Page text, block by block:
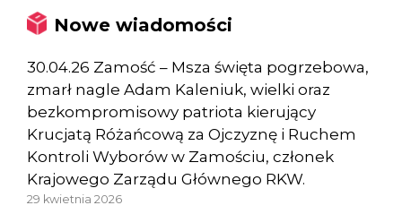
Nowe wiadomości
30.04.26 Zamość – Msza święta pogrzebowa,
zmarł nagle Adam Kaleniuk, wielki oraz
bezkompromisowy patriota kierujący
Krucjatą Różańcową za Ojczyznę i Ruchem
Kontroli Wyborów w Zamościu, członek
Krajowego Zarządu Głównego RKW.
29 kwietnia 2026